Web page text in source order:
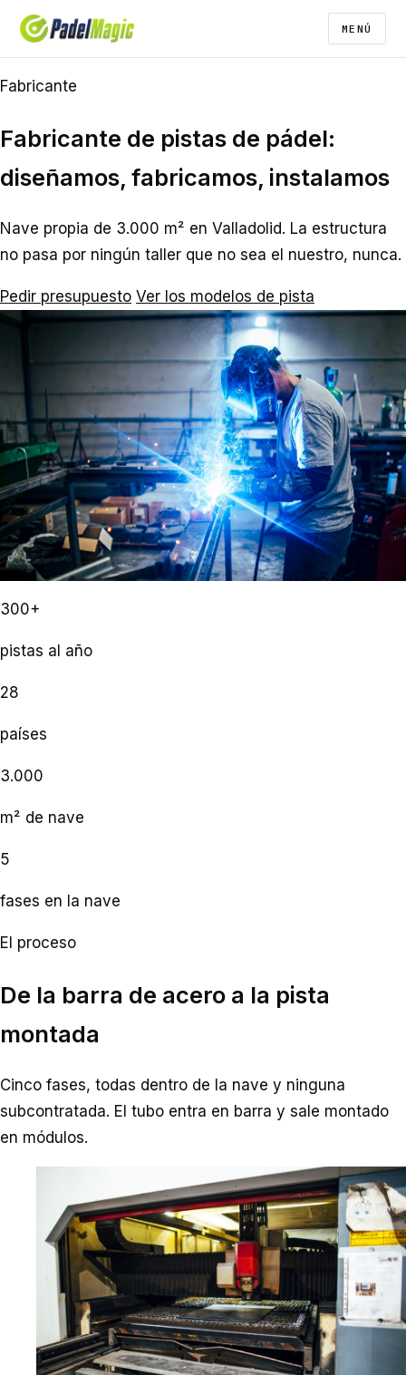
MENÚ
Fabricante
Fabricante de pistas de pádel:
diseñamos, fabricamos, instalamos
Nave propia de 3.000 m² en Valladolid. La estructura
no pasa por ningún taller que no sea el nuestro, nunca.
Pedir presupuesto Ver los modelos de pista
300+
pistas al año
28
países
3.000
m² de nave
5
fases en la nave
El proceso
De la barra de acero a la pista
montada
Cinco fases, todas dentro de la nave y ninguna
subcontratada. El tubo entra en barra y sale montado
en módulos.